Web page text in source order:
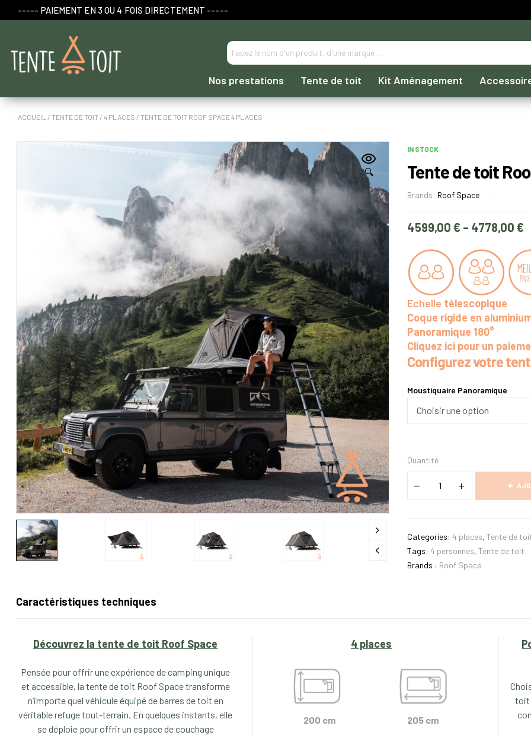
----- PAIEMENT EN 3 OU 4 FOIS DIRECTEMENT -----
Nos prestations Tente de toit Kit Aménagement
ACCUEIL / TENTE DE TOIT / 4 PLACES / TENTE DE TOIT ROOF SPACE 4 PLACES
🔍
IN STOCK
Tente de toit
Brands: Roof Space
4599,00 € – 4778,00 €
Echelle télescopique
Coque rigide en
Panoramique 180°
Cliquez ici pour un
Configurez votre
Moustiquaire Panoramique
Quantité
Categories: 4 places, Tente de
Tags: 4 personnes, Tente de toit
Brands : Roof Space
Caractéristiques techniques
Découvrez la tente de toit Roof Space
Pensée pour offrir une expérience de camping unique
et accessible, la tente de toit Roof Space transforme
n’importe quel véhicule équipé de barres de toit en
véritable refuge tout-terrain. En quelques instants, elle
se déploie pour offrir un espace de couchage
4 places
200 cm 205 cm
toit